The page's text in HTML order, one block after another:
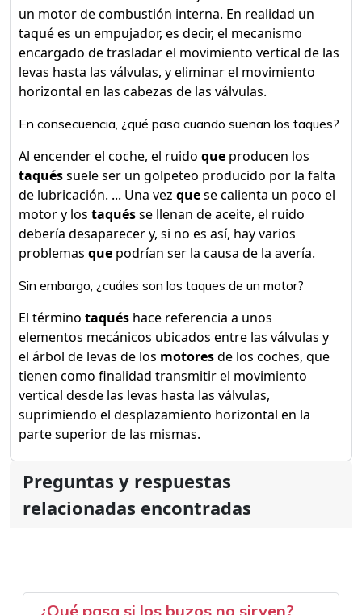
un motor de combustión interna. En realidad un
taqué es un empujador, es decir, el mecanismo
encargado de trasladar el movimiento vertical de las
levas hasta las válvulas, y eliminar el movimiento
horizontal en las cabezas de las válvulas.
En consecuencia, ¿qué pasa cuando suenan los taques?
Al encender el coche, el ruido que producen los
taquéssuele ser un golpeteo producido por la falta
de lubricación. ... Una vez quese calienta un poco el
motor y los taquésse llenan de aceite, el ruido
debería desaparecer y, si no es así, hay varios
problemas que podrían ser la causa de la avería.
Sin embargo, ¿cuáles son los taques de un motor?
El término taqués hace referencia a unos
elementos mecánicos ubicados entre las válvulas y
el árbol de levas de los motoresde los coches, que
tienen como finalidad transmitir el movimiento
vertical desde las levas hasta las válvulas,
suprimiendo el desplazamiento horizontal en la
parte superior de las mismas.
Preguntas y respuestas
relacionadas encontradas
¿Qué pasa si los buzos no sirven?